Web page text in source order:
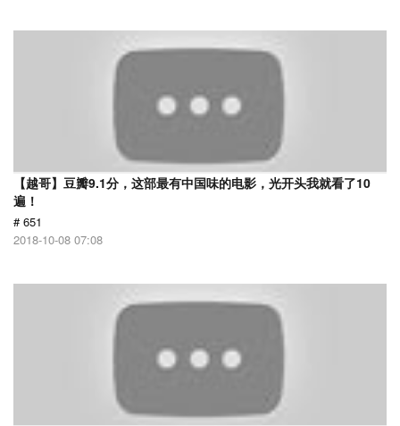
【越哥】豆瓣9.1分，这部最有中国味的电影，光开头我就看了10
遍！
# 651
2018-10-08 07:08